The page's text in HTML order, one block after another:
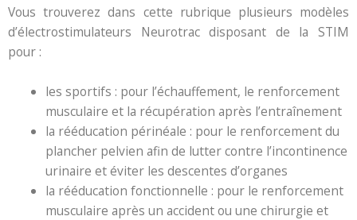
Vous trouverez dans cette rubrique plusieurs modèles
d’électrostimulateurs Neurotrac disposant de la STIM
pour :
les sportifs : pour l’échauffement, le renforcement
musculaire et la récupération après l’entraînement
la rééducation périnéale : pour le renforcement du
plancher pelvien afin de lutter contre l’incontinence
urinaire et éviter les descentes d’organes
la rééducation fonctionnelle : pour le renforcement
musculaire après un accident ou une chirurgie et